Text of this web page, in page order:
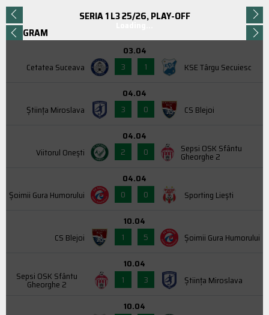
SERIA 1 L3 25/26, PLAY-OFF
PROGRAM
Cetatea Suceava
03.04
3
1 KSE Târgu Secuiesc
Știința Miroslava
04.04
3
0 CS Blejoi
Viitorul Onești
04.04
2
0 Sepsi OSK Sfântu
Gheorghe 2
Şoimii Gura Humorului
04.04
0
0 Sporting Liești
CS Blejoi
10.04
1
5 Şoimii Gura Humorului
Sepsi OSK Sfântu
Gheorghe 2
10.04
1
3 Știința Miroslava
10.04